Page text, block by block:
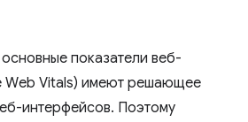
показатели веб-
Web Vitals) имеют решающее
интерфейсов. Поэтому